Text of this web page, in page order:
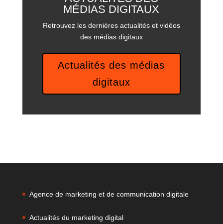
MÉDIAS DIGITAUX
Retrouvez les dernières actualités et vidéos
des médias digitaux
Actualités des médias
digitaux
Agence de marketing et de communication digitale
Actualités du marketing digital